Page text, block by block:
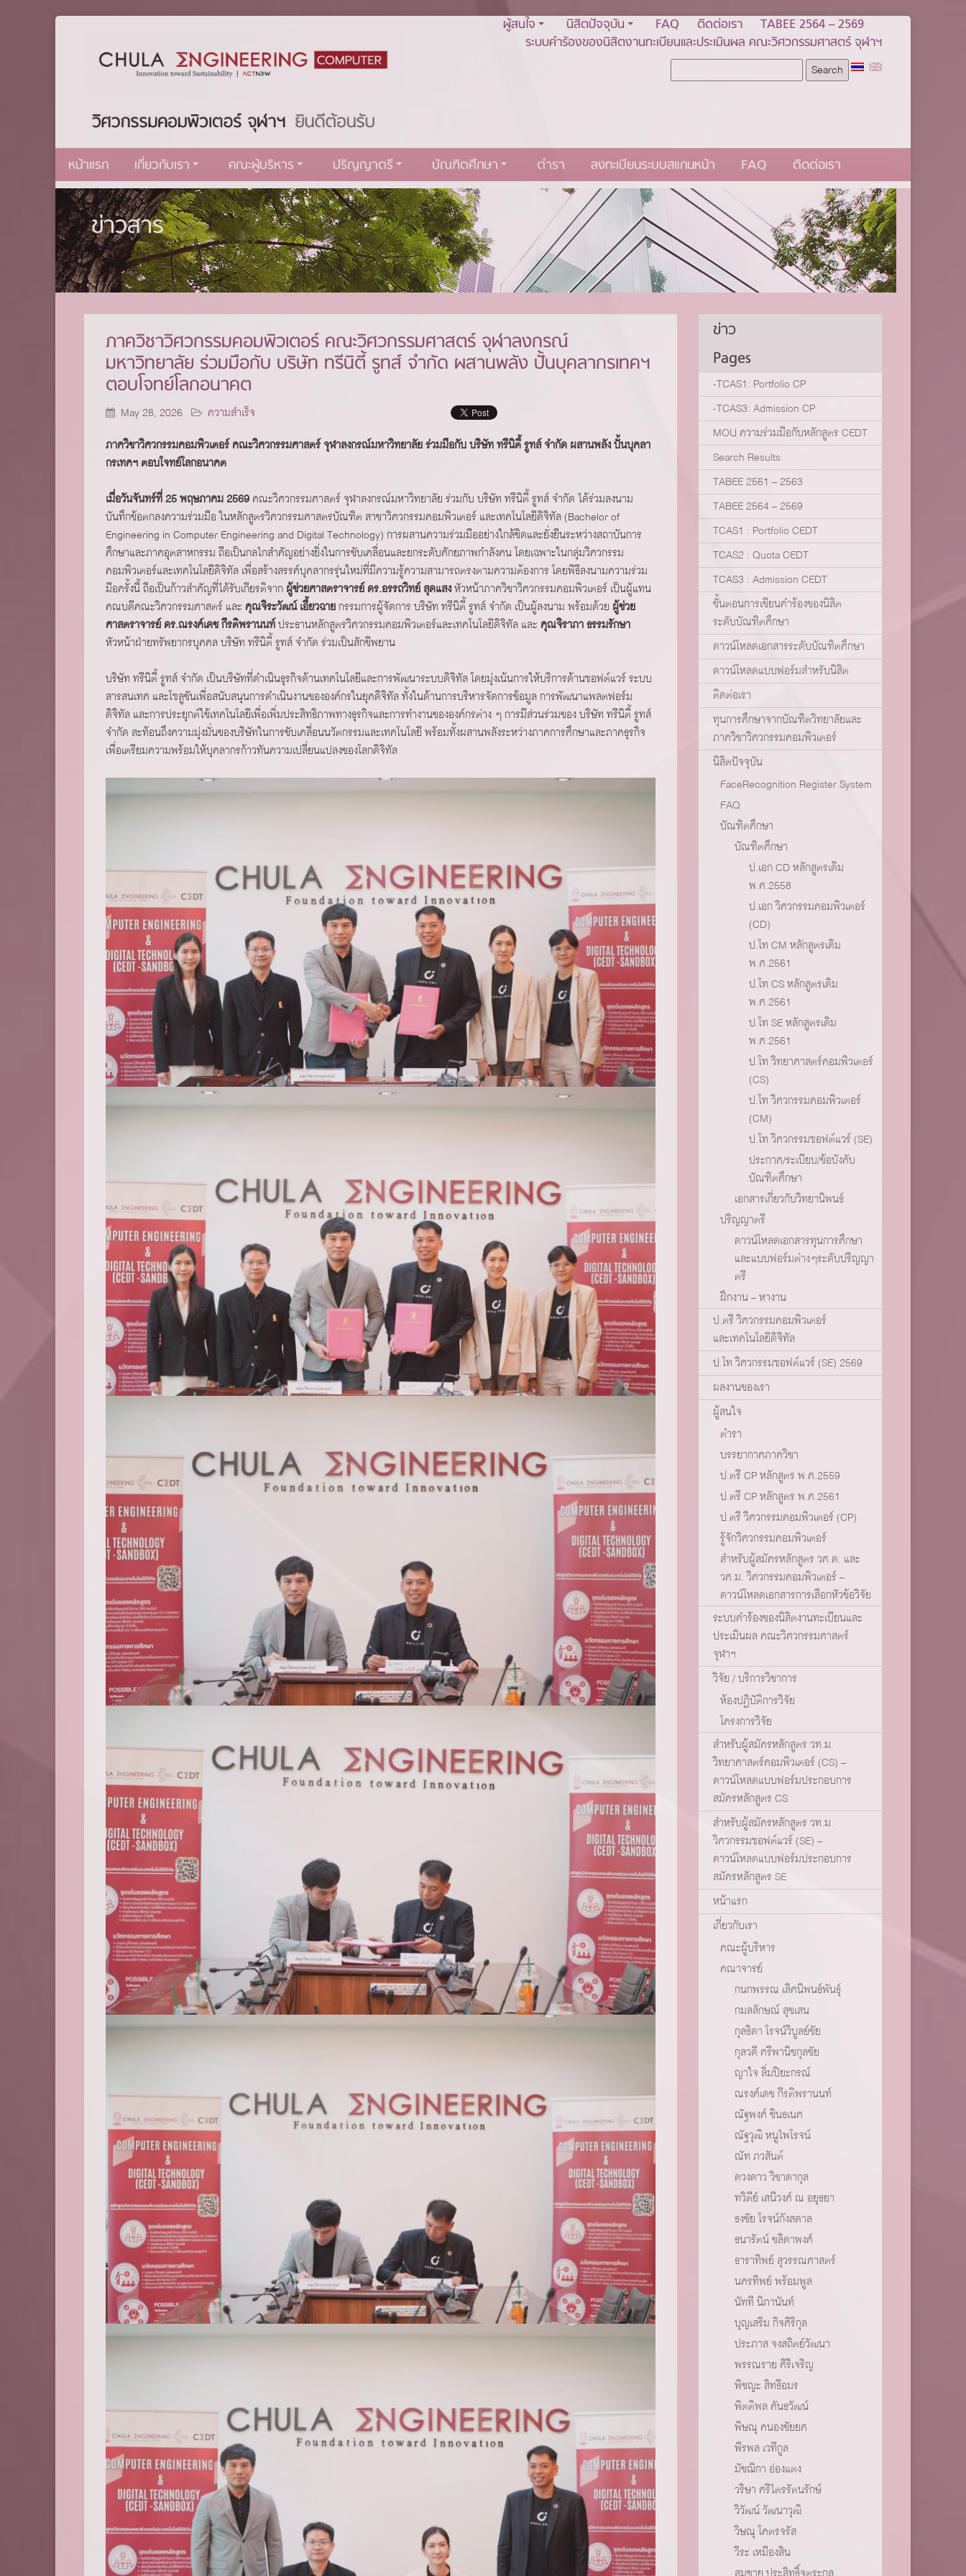
ผู้สนใจ นิสิตปัจจุบัน FAQ ติดต่อเรา
TABEE 2564 – 2569
ระบบคำร้องของนิสิตงานทะเบียนและประเมินผล คณะวิศวกรรมศาสตร์ จุฬาฯ
หน้าแรก เกี่ยวกับเรา คณะผู้บริหาร ปริญญาตรี บัณฑิตศึกษา ตำรา ลงทะเบียนระบบสแกนหน้า FAQ ติดต่อเรา
ข่าวสาร
ภาควิชาวิศวกรรมคอมพิวเตอร์ คณะวิศวกรรมศาสตร์ จุฬาลงกรณ์
มหาวิทยาลัย ร่วมมือกับ บริษัท ทรีนิตี้ รูทส์ จำกัด ผสานพลัง ปั้นบุคลากรเทคฯ
ตอบโจทย์โลกอนาคต
May 28, 2026
ความสำเร็จ
ภาควิชาวิศวกรรมคอมพิวเตอร์ คณะวิศวกรรมศาสตร์ จุฬาลงกรณ์มหาวิทยาลัย ร่วมมือกับ บริษัท ทรีนิตี้ รูทส์ จำกัด ผสานพลัง ปั้นบุคลา
กรเทคฯ ตอบโจทย์โลกอนาคต
เมื่อวันจันทร์ที่ 25 พฤษภาคม 2569คณะวิศวกรรมศาสตร์ จุฬาลงกรณ์มหาวิทยาลัย ร่วมกับ บริษัท ทรีนิตี้ รูทส์ จำกัด ได้ร่วมลงนาม
บันทึกข้อตกลงความร่วมมือ ในหลักสูตรวิศวกรรมศาสตรบัณฑิต สาขาวิศวกรรมคอมพิวเตอร์ และเทคโนโลยีดิจิทัล (Bachelor of
Engineering in Computer Engineering and Digital Technology) การผสานความร่วมมืออย่างใกล้ชิดและยั่งยืนระหว่างสถาบันการ
ศึกษาและภาคอุตสาหกรรม ถือเป็นกลไกสำคัญอย่างยิ่งในการขับเคลื่อนและยกระดับศักยภาพกำลังคน โดยเฉพาะในกลุ่มวิศวกรรม
คอมพิวเตอร์และเทคโนโลยีดิจิทัล เพื่อสร้างสรรค์บุคลากรรุ่นใหม่ที่มีความรู้ความสามารถตรงตามความต้องการ โดยพิธีลงนามความร่วม
มือครั้งนี้ ถือเป็นก้าวสำคัญที่ได้รับเกียรติจากผู้ช่วยศาสตราจารย์ ดร.อรรถวิทย์ สุดแสงหัวหน้าภาควิชาวิศวกรรมคอมพิวเตอร์ เป็นผู้แทน
คณบดีคณะวิศวกรรมศาสตร์ และ คุณจิระวัฒน์ เอี้ยวฉายกรรมการผู้จัดการ บริษัท ทรีนิตี้ รูทส์ จำกัด เป็นผู้ลงนาม พร้อมด้วย ผู้ช่วย
ศาสตราจารย์ ดร.ณรงค์เดช กีรติพรานนท์ประธานหลักสูตรวิศวกรรมคอมพิวเตอร์และเทคโนโลยีดิจิทัล และ คุณจิราภา ธรรมรักษา
หัวหน้าฝ่ายทรัพยากรบุคคล บริษัท ทรีนิตี้ รูทส์ จำกัด ร่วมเป็นสักขีพยาน
บริษัท ทรีนิตี้ รูทส์ จำกัด เป็นบริษัทที่ดำเนินธุรกิจด้านเทคโนโลยีและการพัฒนาระบบดิจิทัล โดยมุ่งเน้นการให้บริการด้านซอฟต์แวร์ ระบบ
สารสนเทศ และโซลูชันเพื่อสนับสนุนการดำเนินงานขององค์กรในยุคดิจิทัล ทั้งในด้านการบริหารจัดการข้อมูล การพัฒนาแพลตฟอร์ม
ดิจิทัล และการประยุกต์ใช้เทคโนโลยีเพื่อเพิ่มประสิทธิภาพทางธุรกิจและการทำงานขององค์กรต่าง ๆ การมีส่วนร่วมของ บริษัท ทรีนิตี้ รูทส์
จำกัด สะท้อนถึงความมุ่งมั่นของบริษัทในการขับเคลื่อนนวัตกรรมและเทคโนโลยี พร้อมทั้งผสานพลังระหว่างภาคการศึกษาและภาคธุรกิจ
เพื่อเตรียมความพร้อมให้บุคลากรก้าวทันความเปลี่ยนแปลงของโลกดิจิทัล
ข่าว
Pages
-TCAS1: Portfolio CP
-TCAS3: Admission CP
MOU ความร่วมมือกับหลักสูตร CEDT
Search Results
TABEE 2561 – 2563
TABEE 2564 – 2569
TCAS1 : Portfolio CEDT
TCAS2 : Quota CEDT
TCAS3 : Admission CEDT
ขั้นตอนการเขียนคำร้องของนิสิต
ระดับบัณฑิตศึกษา
ดาวน์โหลดเอกสารระดับบัณฑิตศึกษา
ดาวน์โหลดแบบฟอร์มสำหรับนิสิต
ติดต่อเรา
ทุนการศึกษาจากบัณฑิตวิทยาลัยและ
ภาควิชาวิศวกรรมคอมพิวเตอร์
นิสิตปัจจุบัน
FaceRecognition Register System
FAQ
บัณฑิตศึกษา
บัณฑิตศึกษา
ป.เอก CD หลักสูตรเดิม
พ.ศ.2558
ป.เอก วิศวกรรมคอมพิวเตอร์
(CD)
ป.โท CM หลักสูตรเดิม
พ.ศ.2561
ป.โท CS หลักสูตรเดิม
พ.ศ.2561
ป.โท SE หลักสูตรเดิม
พ.ศ.2561
ป.โท วิทยาศาสตร์คอมพิวเตอร์
(CS)
ป.โท วิศวกรรมคอมพิวเตอร์
(CM)
ป.โท วิศวกรรมซอฟต์แวร์ (SE)
ประกาศ/ระเบียบ/ข้อบังคับ
บัณฑิตศึกษา
เอกสารเกี่ยวกับวิทยานิพนธ์
ปริญญาตรี
ดาวน์โหลดเอกสารทุนการศึกษา
และแบบฟอร์มต่างๆระดับปริญญา
ตรี
ฝึกงาน – หางาน
ป.ตรี วิศวกรรมคอมพิวเตอร์
และเทคโนโลยีดิจิทัล
ป.โท วิศวกรรมซอฟต์แวร์ (SE) 2569
ผลงานของเรา
ผู้สนใจ
ตำรา
บรรยากาศภาควิชา
ป.ตรี CP หลักสูตร พ.ศ.2559
ป.ตรี CP หลักสูตร พ.ศ.2561
ป.ตรี วิศวกรรมคอมพิวเตอร์ (CP)
รู้จักวิศวกรรมคอมพิวเตอร์
สำหรับผู้สมัครหลักสูตร วศ.ด. และ
วศ.ม. วิศวกรรมคอมพิวเตอร์ –
ดาวน์โหลดเอกสารการเลือกหัวข้อวิจัย
ระบบคำร้องของนิสิตงานทะเบียนและ
ประเมินผล คณะวิศวกรรมศาสตร์
จุฬาฯ
วิจัย / บริการวิชาการ
ห้องปฏิบัติการวิจัย
โครงการวิจัย
สำหรับผู้สมัครหลักสูตร วท.ม.
วิทยาศาสตร์คอมพิวเตอร์ (CS) –
ดาวน์โหลดแบบฟอร์มประกอบการ
สมัครหลักสูตร CS
สำหรับผู้สมัครหลักสูตร วท.ม.
วิศวกรรมซอฟต์แวร์ (SE) –
ดาวน์โหลดแบบฟอร์มประกอบการ
สมัครหลักสูตร SE
หน้าแรก
เกี่ยวกับเรา
คณะผู้บริหาร
คณาจารย์
กนกพรรณ เลิศนิพนธ์พันธุ์
กมลลักษณ์ สุขเสน
กุลธิดา โรจน์วิบูลย์ชัย
กุลวดี ศรีพานิชกุลชัย
ญาใจ ลิ่มปิยะกรณ์
ณรงค์เดช กีรติพรานนท์
ณัฐพงศ์ ชินธเนศ
ณัฐวุฒิ หนูไพโรจน์
ณัท ภวสันต์
ดวงดาว วิชาดากุล
ทวิตีย์ เสนีวงศ์ ณ อยุธยา
ธงชัย โรจน์กังสดาล
ธนารัตน์ ชลิดาพงศ์
ธาราทิพย์ สุวรรณศาสตร์
นครทิพย์ พร้อมพูล
นัทที นิภานันท์
บุญเสริม กิจศิริกุล
ประภาส จงสถิตย์วัฒนา
พรรณราย ศิริเจริญ
พิชญะ สิทธีอมร
พิตติพล คันธวัฒน์
พิษณุ คนองชัยยศ
พีรพล เวทีกูล
มัชฌิกา อ่องแตง
วริษา ศรีไตรรัตนรักษ์
วิวัฒน์ วัฒนาวุฒิ
วิษณุ โคตรจรัส
วีระ เหมืองสิน